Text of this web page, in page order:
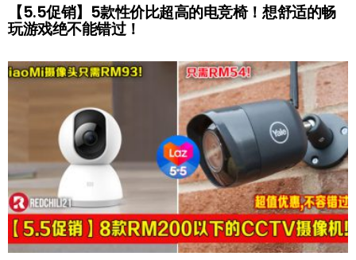
【5.5促销】5款性价比超高的电竞椅！想舒适的畅
玩游戏绝不能错过！